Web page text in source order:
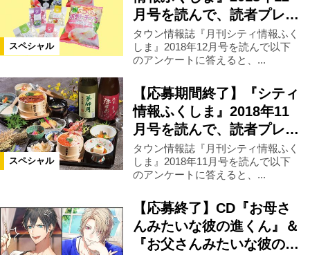
スペシャル
月号を読んで、読者プレ…
タウン情報誌『月刊シティ情報ふく
しま』2018年12月号を読んで以下
のアンケートに答えると、...
スペシャル
【応募期間終了】『シティ
情報ふくしま』2018年11
月号を読んで、読者プレ…
タウン情報誌『月刊シティ情報ふく
しま』2018年11月号を読んで以下
のアンケートに答えると、...
【応募終了】CD『お母さ
んみたいな彼の進くん』＆
『お父さんみたいな彼の…